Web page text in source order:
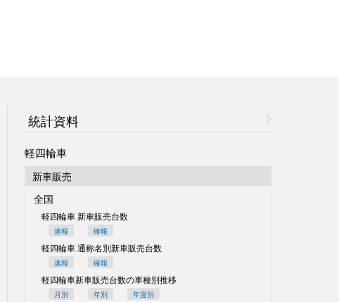
統計資料
軽四輪車
新車販売
全国
軽四輪車 新車販売台数
速報 確報
軽四輪車 通称名別新車販売台数
速報 確報
軽四輪車新車販売台数の車種別推移
月別 年別 年度別